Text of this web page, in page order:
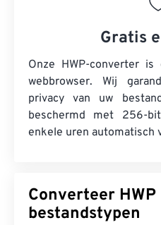
Gratis
Onze HWP-converter
webbrowser. Wij
privacy van uw
beschermd met 256-
enkele uren automatisch
Converteer HWP naar andere
bestandstypen